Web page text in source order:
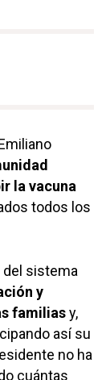
la vacuna
todos los
del sistema
y
familiasy,
así su
no ha
cuántas